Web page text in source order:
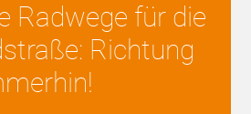
Radwege für die
Richtung